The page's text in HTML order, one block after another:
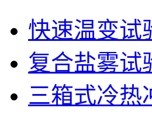
快速温变试
复合盐雾试
三箱式冷热